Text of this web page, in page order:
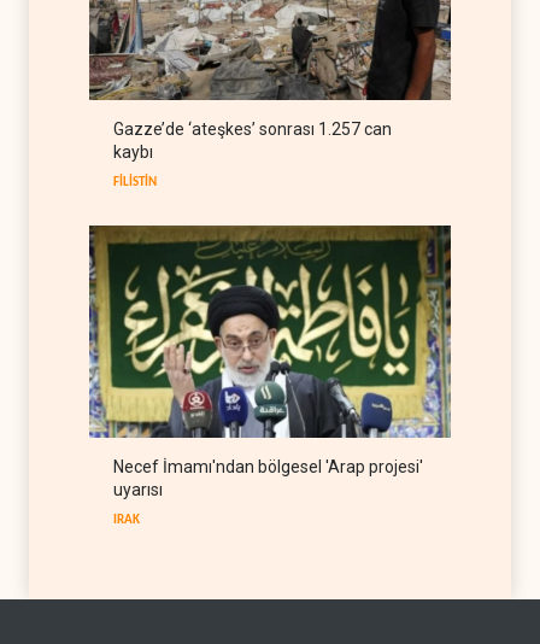
Bloomberg: Türkiye
Karadeniz'deki gemi trafiğini
kısıtlamaya başladı
TÜRKİYE 08 Ağustos 2026
Hava gücü Trump'ın
Gazze’de ‘ateşkes’ sonrası 1.257 can
kaybı
FİLİSTİN
Necef İmamı'ndan bölgesel 'Arap projesi'
uyarısı
IRAK